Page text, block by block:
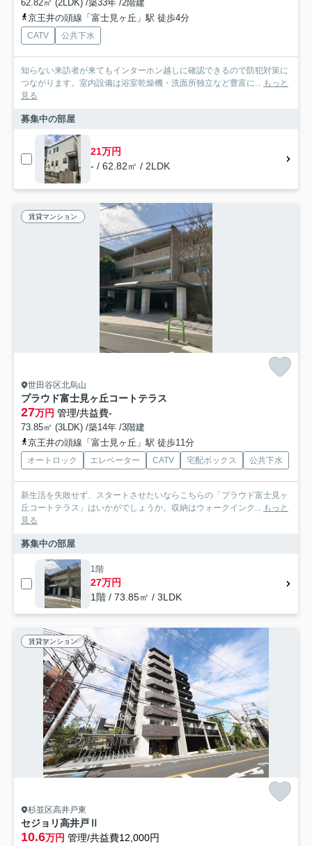
62.82㎡ (2LDK) /築33年 /2階建
京王井の頭線「富士見ヶ丘」駅 徒歩4分
CATV 公共下水
知らない来訪者が来てもインターホン越しに確認できるので防犯対策に
つながります。室内設備は浴室乾燥機・洗面所独立など豊富に... もっと
見る
募集中の部屋
21万円
- / 62.82㎡ / 2LDK
賃貸マンション
世田谷区北烏山
プラウド富士見ヶ丘コートテラス
27万円 管理/共益費-
73.85㎡ (3LDK) /築14年 /3階建
京王井の頭線「富士見ヶ丘」駅 徒歩11分
オートロック エレベーター CATV 宅配ボックス 公共下水
新生活を失敗せず、スタートさせたいならこちらの「プラウド富士見ヶ
丘コートテラス」はいかがでしょうか。収納はウォークインク... もっと
見る
募集中の部屋
1階
27万円
1階 / 73.85㎡ / 3LDK
賃貸マンション
杉並区高井戸東
セジョリ高井戸Ⅱ
10.6万円 管理/共益費12,000円